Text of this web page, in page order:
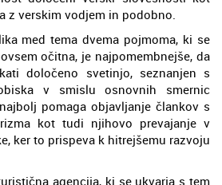
z verskim vodjem in podobno.
med tema dvema pojmoma, ki se
očitna, je najpomembnejše, da
določeno svetinjo, seznanjen s
v smislu osnovnih smernic
pomaga objavljanje člankov s
kot tudi njihovo prevajanje v
ker to prispeva k hitrejšemu razvoju
agencija, ki se ukvarja s tem